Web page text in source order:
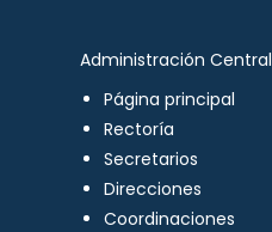
Administración Central
Página principal
Rectoría
Secretarios
Direcciones
Coordinaciones